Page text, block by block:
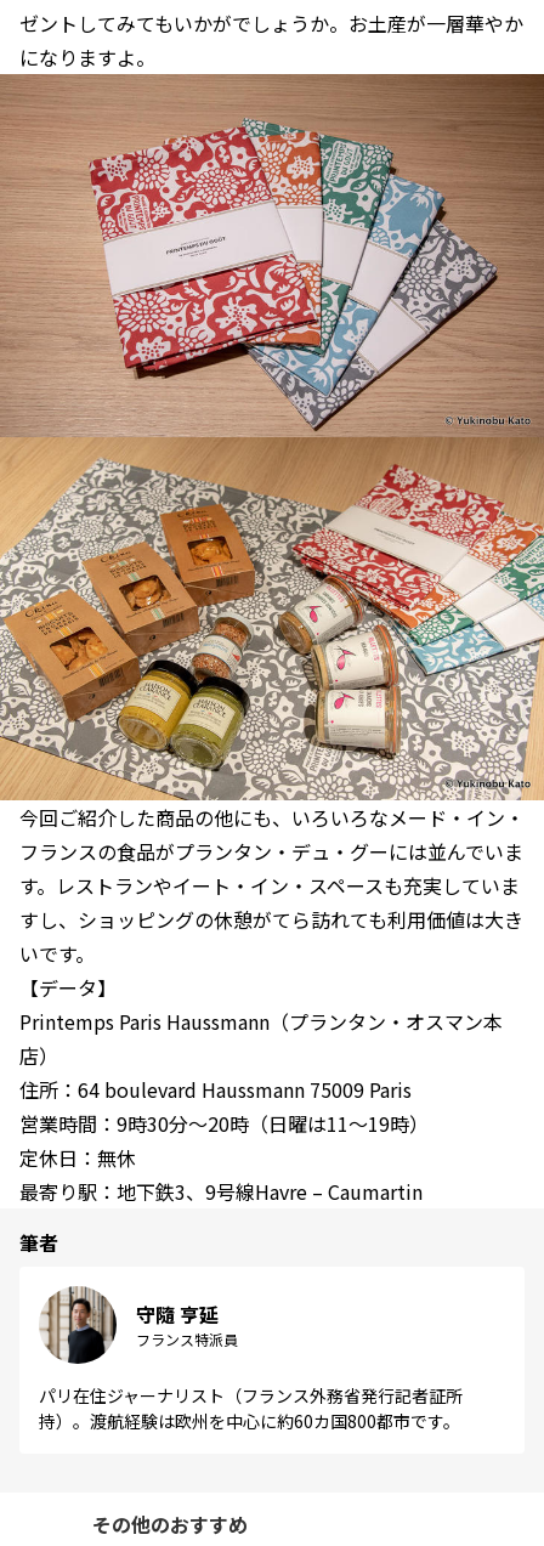
ゼントしてみてもいかがでしょうか。お土産が一層華やか
になりますよ。
今回ご紹介した商品の他にも、いろいろなメード・イン・
フランスの食品がプランタン・デュ・グーには並んでいま
す。レストランやイート・イン・スペースも充実していま
すし、ショッピングの休憩がてら訪れても利用価値は大き
いです。
【データ】
Printemps Paris Haussmann（プランタン・オスマン本
店）
住所：64 boulevard Haussmann 75009 Paris
営業時間：9時30分〜20時（日曜は11〜19時）
定休日：無休
最寄り駅：地下鉄3、9号線Havre – Caumartin
筆者
守隨 亨延
フランス特派員
パリ在住ジャーナリスト（フランス外務省発行記者証所
持）。渡航経験は欧州を中心に約60カ国800都市です。
その他のおすすめ